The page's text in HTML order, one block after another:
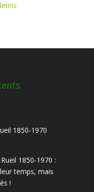
1850-1970
1850-1970 :
temps, mais
!